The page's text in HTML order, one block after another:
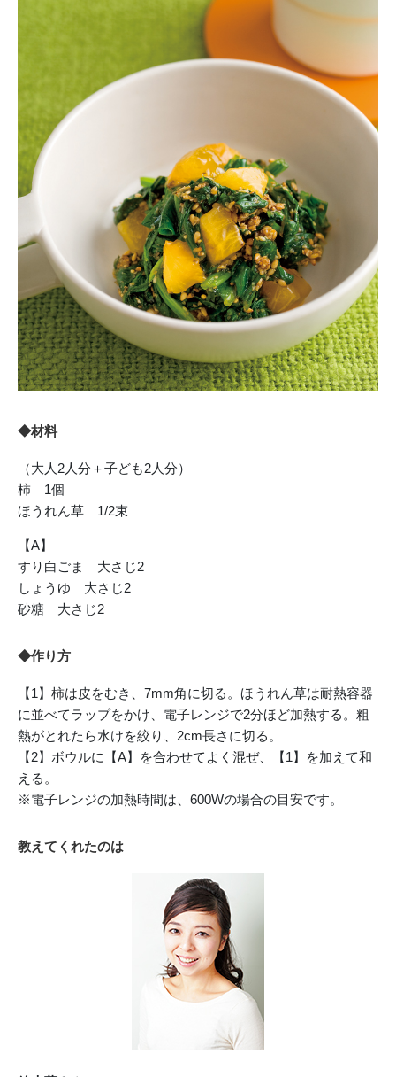
◆材料
（大人2人分＋子ども2人分）
柿 1個
ほうれん草 1/2束
【A】
すり白ごま 大さじ2
しょうゆ 大さじ2
砂糖 大さじ2
◆作り方
【1】柿は皮をむき、7mm角に切る。ほうれん草は耐熱容器
に並べてラップをかけ、電子レンジで2分ほど加熱する。粗
熱がとれたら水けを絞り、2cm長さに切る。
【2】ボウルに【A】を合わせてよく混ぜ、【1】を加えて和
える。
※電子レンジの加熱時間は、600Wの場合の目安です。
教えてくれたのは